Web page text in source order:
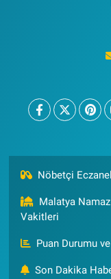
Nöbetçi
Malatya Namaz
Vakitleri
Puan Durumu
Son Dakika